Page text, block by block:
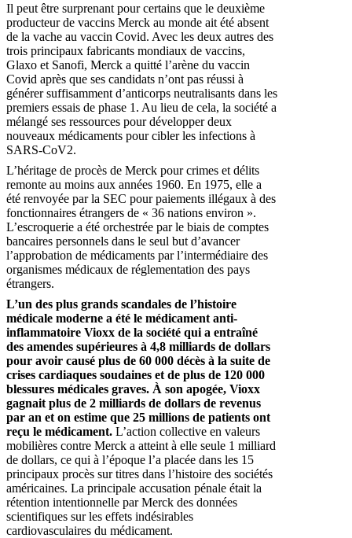
Il peut être surprenant pour certains que le deuxième
producteur de vaccins Merck au monde ait été absent
de la vache au vaccin Covid. Avec les deux autres des
trois principaux fabricants mondiaux de vaccins,
Glaxo et Sanofi, Merck a quitté l’arène du vaccin
Covid après que ses candidats n’ont pas réussi à
générer suffisamment d’anticorps neutralisants dans les
premiers essais de phase 1. Au lieu de cela, la société a
mélangé ses ressources pour développer deux
nouveaux médicaments pour cibler les infections à
SARS-CoV2.
L’héritage de procès de Merck pour crimes et délits
remonte au moins aux années 1960. En 1975, elle a
été renvoyée par la SEC pour paiements illégaux à des
fonctionnaires étrangers de « 36 nations environ ».
L’escroquerie a été orchestrée par le biais de comptes
bancaires personnels dans le seul but d’avancer
l’approbation de médicaments par l’intermédiaire des
organismes médicaux de réglementation des pays
étrangers.
L’un des plus grands scandales de l’histoire
médicale moderne a été le médicament anti-
inflammatoire Vioxx de la société qui a entraîné
des amendes supérieures à 4,8 milliards de dollars
pour avoir causé plus de 60 000 décès à la suite de
crises cardiaques soudaines et de plus de 120 000
blessures médicales graves. À son apogée, Vioxx
gagnait plus de 2 milliards de dollars de revenus
par an et on estime que 25 millions de patients ont
reçu le médicament. L’action collective en valeurs
mobilières contre Merck a atteint à elle seule 1 milliard
de dollars, ce qui à l’époque l’a placée dans les 15
principaux procès sur titres dans l’histoire des sociétés
américaines. La principale accusation pénale était la
rétention intentionnelle par Merck des données
scientifiques sur les effets indésirables
cardiovasculaires du médicament.